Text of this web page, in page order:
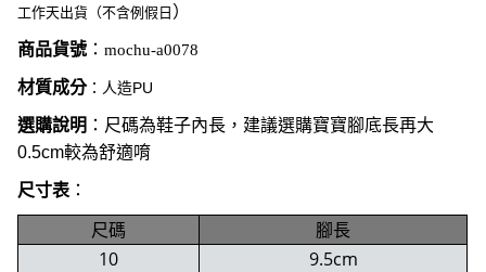
工作天出貨（不含例假日 ）
商品貨號： mochu-a0078
材質成分：人造PU
選購說明 ：尺碼為鞋子內長，建議選購寶寶腳底長再大
0.5cm較為舒適唷
尺寸表 ：
尺碼
腳長
10
9.5cm